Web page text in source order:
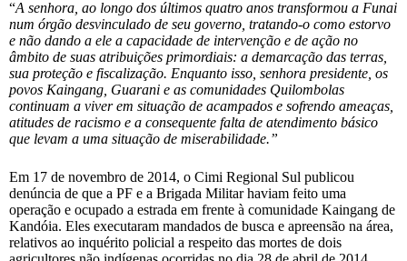
“A senhora, ao longo dos últimos quatro anos transformou a Funai
num órgão desvinculado de seu governo, tratando-o como estorvo
e não dando a ele a capacidade de intervenção e de ação no
âmbito de suas atribuições primordiais: a demarcação das terras,
sua proteção e fiscalização. Enquanto isso, senhora presidente, os
povos Kaingang, Guarani e as comunidades Quilombolas
continuam a viver em situação de acampados e sofrendo ameaças,
atitudes de racismo e a consequente falta de atendimento básico
que levam a uma situação de miserabilidade.”
Em 17 de novembro de 2014, o Cimi Regional Sul publicou
denúncia de que a PF e a Brigada Militar haviam feito uma
operação e ocupado a estrada em frente à comunidade Kaingang de
Kandóia. Eles executaram mandados de busca e apreensão na área,
relativos ao inquérito policial a respeito das mortes de dois